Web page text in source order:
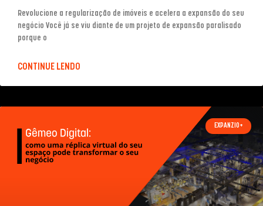
Revolucione a regularização de imóveis e acelera a expansão do seu
negócio Você já se viu diante de um projeto de expansão paralisado
porque o
CONTINUE LENDO
EXPANZIO+